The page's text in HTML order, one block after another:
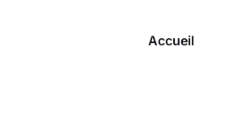
Accueil